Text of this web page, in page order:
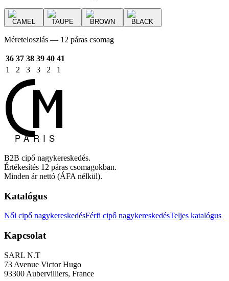
CAMEL TAUPE BROWN BLACK
Méreteloszlás — 12 páras csomag
36 37 38 39 40 41
1
2 3 3 2 1
B2B cipő nagykereskedés.
Értékesítés 12 páras csomagokban.
Minden ár nettó (ÁFA nélkül).
Katalógus
Női cipő nagykereskedésFérfi cipő nagykereskedésTeljes katalógus
Kapcsolat
SARL N.T
73 Avenue Victor Hugo
93300 Aubervilliers, France